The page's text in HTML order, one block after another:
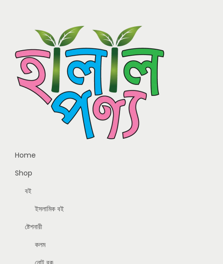
Home
Shop
বই
ইসলামিক বই
ষ্টেশনারী
কলম